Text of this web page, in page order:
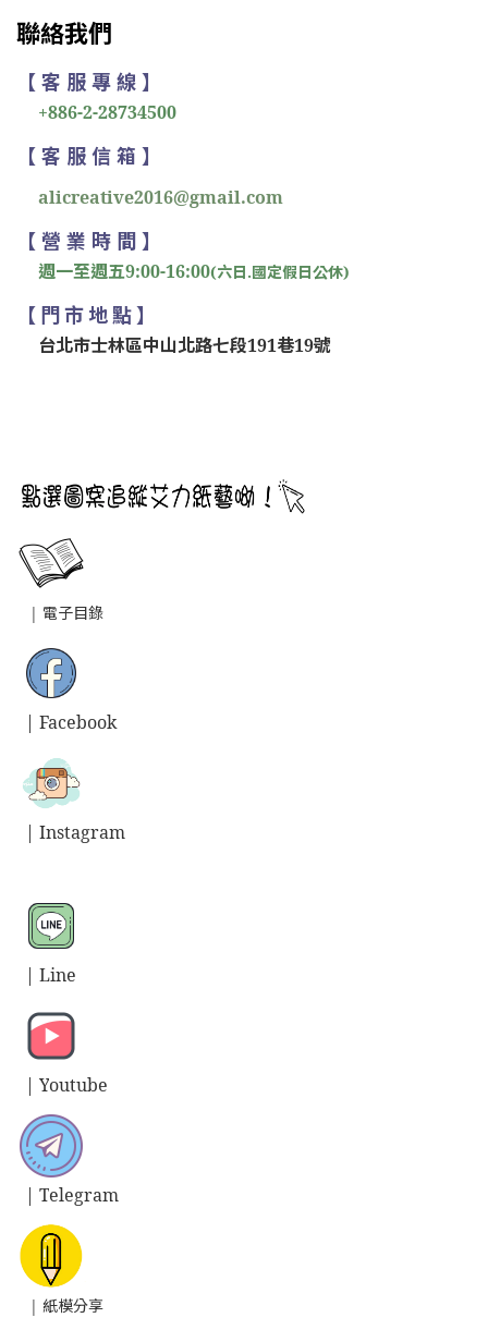
聯絡我們
【 客 服 專 線 】
+886-2-28734500
【 客 服 信 箱 】
alicreative2016@gmail.com
【 營 業 時 間 】
週一至週五9:00-16:00(六日.國定假日公休)
【 門 市 地 點 】
台北市士林區中山北路七段191巷19號
| 電子目錄
| Facebook
| Instagram
| Line
| Youtube
| Telegram
| 紙模分享